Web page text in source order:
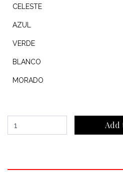
CELESTE
AZUL
VERDE
BLANCO
MORADO